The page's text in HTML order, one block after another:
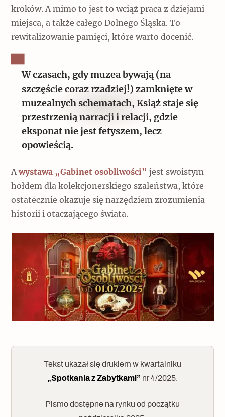
kroków. A mimo to jest to wciąż praca z dziejami
miejsca, a także całego Dolnego Śląska. To
rewitalizowanie pamięci, które warto docenić.
W czasach, gdy muzea bywają (na
szczęście coraz rzadziej!) zamknięte w
muzealnych schematach, Książ staje się
przestrzenią narracji i relacji, gdzie
eksponat nie jest fetyszem, lecz
opowieścią.
Awystawa „Gabinet osobliwości” jest swoistym
hołdem dla kolekcjonerskiego szaleństwa, które
ostatecznie okazuje się narzędziem zrozumienia
historii i otaczającego świata.
Tekst ukazał się drukiem w kwartalniku
„Spotkania z Zabytkami” nr 4/2025.
Pismo dostępne na rynku od początku